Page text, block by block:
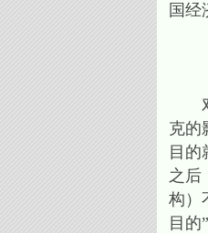
国经
（
对
克的
目
之后
构）
目的